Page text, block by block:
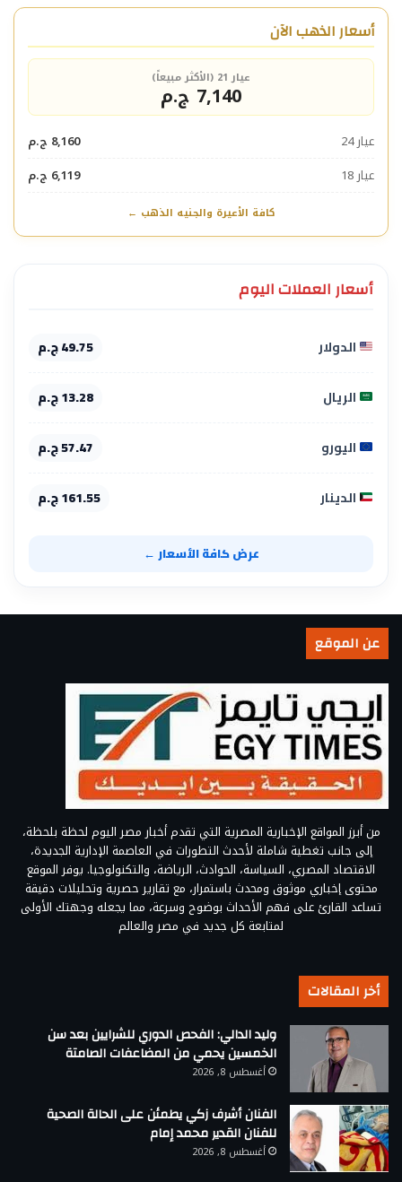
أسعار الذهب الآن
عيار 21 (الأكثر مبيعاً)
7,140 ج.م
عيار 24
8,160 ج.م
عيار 18
6,119 ج.م
كافة الأعيرة والجنيه الذهب ←
أسعار العملات اليوم
الدولار 49.75 ج.م
الريال 13.28 ج.م
اليورو 57.47 ج.م
الدينار 161.55 ج.م
عرض كافة الأسعار ←
عن الموقع
من أبرز المواقع الإخبارية المصرية التي تقدم أخبار مصر اليوم لحظة بلحظة،
إلى جانب تغطية شاملة لأحدث التطورات في العاصمة الإدارية الجديدة،
الاقتصاد المصري، السياسة، الحوادث، الرياضة، والتكنولوجيا. يوفر الموقع
محتوى إخباري موثوق ومحدث باستمرار، مع تقارير حصرية وتحليلات دقيقة
تساعد القارئ على فهم الأحداث بوضوح وسرعة، مما يجعله وجهتك الأولى
لمتابعة كل جديد في مصر والعالم
أخر المقالات
وليد الدالي: الفحص الدوري للشرايين بعد سن
الخمسين يحمي من المضاعفات الصامتة
أغسطس 8, 2026
الفنان أشرف زكي يطمئن على الحالة الصحية
للفنان القدير محمد إمام
أغسطس 8, 2026